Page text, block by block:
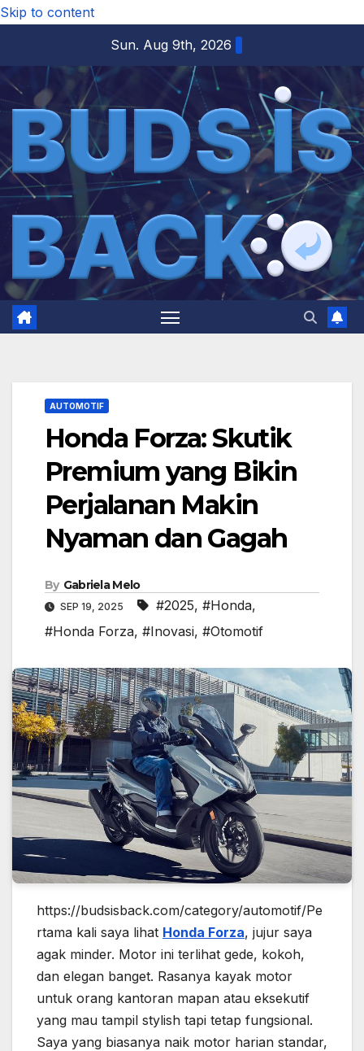
Skip to content
Sun. Aug 9th, 2026
AUTOMOTIF
Honda Forza: Skutik
Premium yang Bikin
Perjalanan Makin
Nyaman dan Gagah
By Gabriela Melo
SEP 19, 2025 #2025, #Honda,
#Honda Forza, #Inovasi, #Otomotif
https://budsisback.com/category/automotif/Pe
rtama kali saya lihat Honda Forza, jujur saya
agak minder. Motor ini terlihat gede, kokoh,
dan elegan banget. Rasanya kayak motor
untuk orang kantoran mapan atau eksekutif
yang mau tampil stylish tapi tetap fungsional.
Saya yang biasanya naik motor harian standar,